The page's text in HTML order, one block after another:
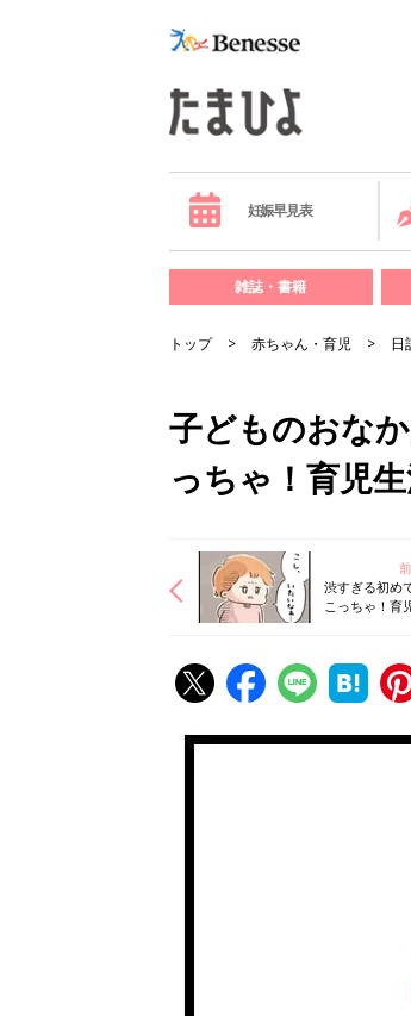
妊娠早見表
雑誌・書籍
トップ 赤ちゃん・育児 日
子どものおな
っちゃ！育児生
渋すぎる初め
こっちゃ！育